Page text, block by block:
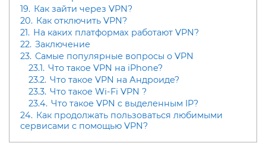
19. Как зайти через VPN?
20. Как отключить VPN?
21. На каких платформах работают VPN?
22. Заключение
23. Самые популярные вопросы о VPN
23.1. Что такое VPN на iPhone?
23.2. Что такое VPN на Андроиде?
23.3. Что такое Wi-Fi VPN ?
23.4. Что такое VPN c выделенным IP?
24. Как продолжать пользоваться любимыми
сервисами с помощью VPN?